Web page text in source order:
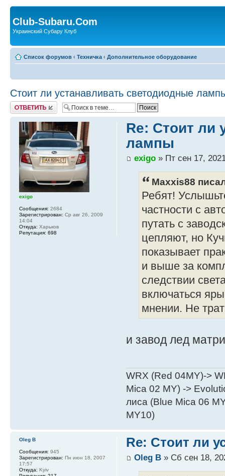
Club-Subaru.Com
Украинский Субару Клуб
Список форумов ‹ Техничка ‹ Дополнительное оборудование
Стоит ли устанавливать светодиодные
Ответить
Re: Стоит ли
лампы
exigo» Пт сен 17,
Maxxis88
Ребят!
частности с
путать с
цепляют, но
показывает
и выше за
следствии
включаться
мнении. Не
и завод лед
WRX (Red 04MY)->
Mica 02 MY) ->
лиса (Blue Mica 06
MY10)
exigo
Сообщения: 2684
Зарегистрирован: Ср авг 26, 2009
14:04
Откуда: Харьков
Репутация: 698
Re: Стоит ли
Oleg B» Сб сен 18,
Oleg B
Сообщения: 945
Зарегистрирован: Пн июн 18, 2007
17:57
Откуда: Kyiv